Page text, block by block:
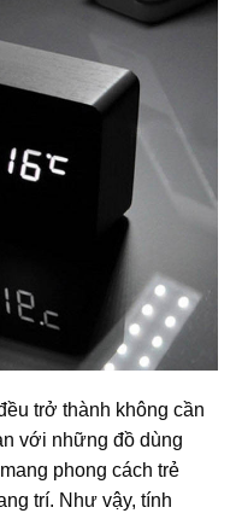
trở thành không cần
với những đồ dùng
phong cách trẻ
trí. Như vậy, tính